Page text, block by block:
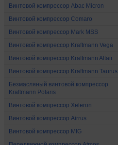
Винтовой компрессор Abac Micron
Винтовой компрессор Comaro
Винтовой компрессор Mark MSS
Винтовой компрессор Kraftmann Vega
Винтовой компрессор Kraftmann Altair
Винтовой компрессор Kraftmann Taurus
Безмасляный винтовой компрессор
Kraftmann Polaris
Винтовой компрессор Xeleron
Винтовой компрессор Airrus
Винтовой компрессор MIG